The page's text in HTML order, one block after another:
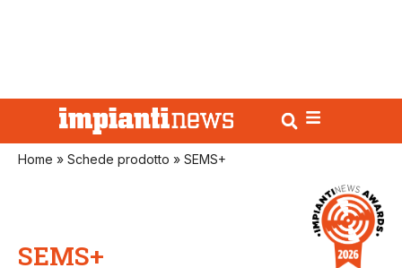
Home » Schede prodotto » SEMS+
SEMS+